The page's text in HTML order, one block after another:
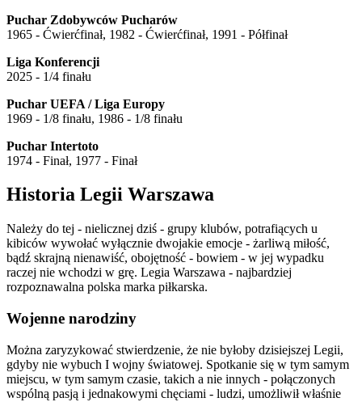
Puchar Zdobywców Pucharów
1965 - Ćwierćfinał, 1982 - Ćwierćfinał, 1991 - Półfinał
Liga Konferencji
2025 - 1/4 finału
Puchar UEFA / Liga Europy
1969 - 1/8 finału, 1986 - 1/8 finału
Puchar Intertoto
1974 - Finał, 1977 - Finał
Historia Legii Warszawa
Należy do tej - nielicznej dziś - grupy klubów, potrafiących u
kibiców wywołać wyłącznie dwojakie emocje - żarliwą miłość,
bądź skrajną nienawiść, obojętność - bowiem - w jej wypadku
raczej nie wchodzi w grę. Legia Warszawa - najbardziej
rozpoznawalna polska marka piłkarska.
Wojenne narodziny
Można zaryzykować stwierdzenie, że nie byłoby dzisiejszej Legii,
gdyby nie wybuch I wojny światowej. Spotkanie się w tym samym
miejscu, w tym samym czasie, takich a nie innych - połączonych
wspólną pasją i jednakowymi chęciami - ludzi, umożliwił właśnie